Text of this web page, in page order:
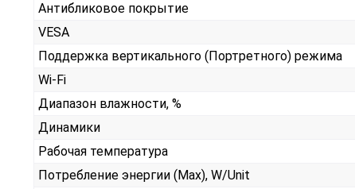
Антибликовое покрытие
VESA
Поддержка вертикального (Портретного) режима
Wi-Fi
Диапазон влажности, %
Динамики
Рабочая температура
Потребление энергии (Max), W/Unit